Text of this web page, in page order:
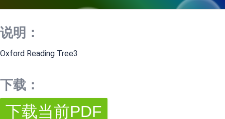
说明：
Oxford Reading Tree3
下载：